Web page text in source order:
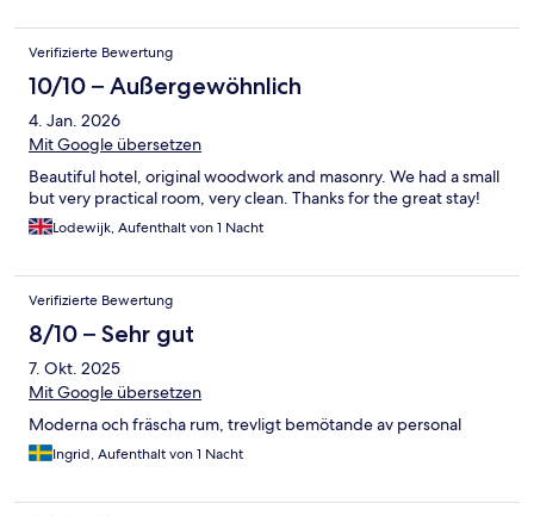
Verifizierte Bewertung
10/10 – Außergewöhnlich
4. Jan. 2026
Mit Google übersetzen
Beautiful hotel, original woodwork and masonry. We had a small
but very practical room, very clean. Thanks for the great stay!
Lodewijk, Aufenthalt von 1 Nacht
Verifizierte Bewertung
8/10 – Sehr gut
7. Okt. 2025
Mit Google übersetzen
Moderna och fräscha rum, trevligt bemötande av personal
Ingrid, Aufenthalt von 1 Nacht